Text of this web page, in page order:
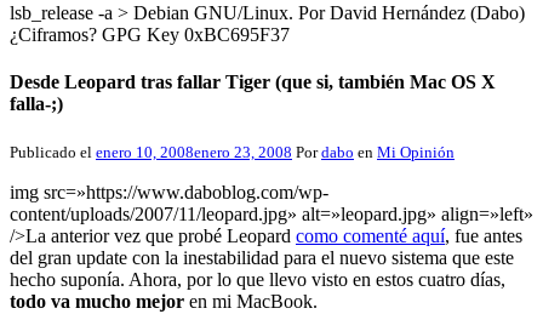
lsb_release -a > Debian GNU/Linux. Por David Hernández (Dabo)
¿Ciframos? GPG Key 0xBC695F37
Desde Leopard tras fallar Tiger (que si, también Mac OS X
falla-;)
Publicado el enero 10, 2008enero 23, 2008 Pordabo en Mi Opinión
img src=»https://www.daboblog.com/wp-
content/uploads/2007/11/leopard.jpg» alt=»leopard.jpg» align=»left»
/>La anterior vez que probé Leopard como comenté aquí, fue antes
del gran update con la inestabilidad para el nuevo sistema que este
hecho suponía. Ahora, por lo que llevo visto en estos cuatro días,
todo va mucho mejor en mi MacBook.